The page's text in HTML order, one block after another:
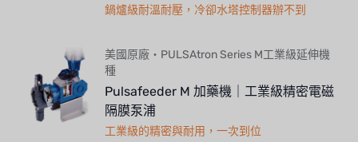
鍋爐級耐溫耐壓，冷卻水塔控制器辦不到
美國原廠・PULSAtron Series M工業級延伸機
種
Pulsafeeder M 加藥機｜工業級精密電磁
隔膜泵浦
工業級的精密與耐用，一次到位